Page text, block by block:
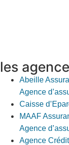
les
Abeille
Agence
Caisse
MAAF
Agence
Agence